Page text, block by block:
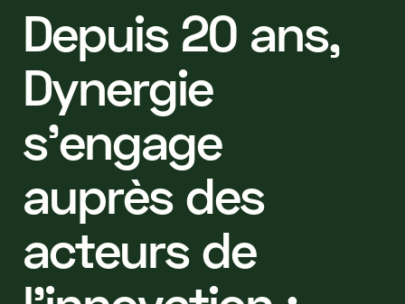
Depuis 20 ans,
Dynergie
s’engage
auprès des
acteurs de